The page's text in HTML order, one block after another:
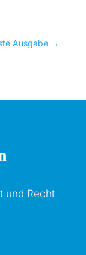
Ausgabe →
und Recht